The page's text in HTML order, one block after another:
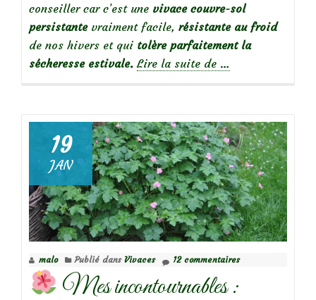
conseiller car c’est une vivace couvre-sol
persistantevraiment facile, résistante au froid
de nos hivers et qui tolère parfaitement la
sécheresse estivale. Lire la suite de …
19
JAN
malo Publié dans Vivaces 12 commentaires
Mes incontournables :